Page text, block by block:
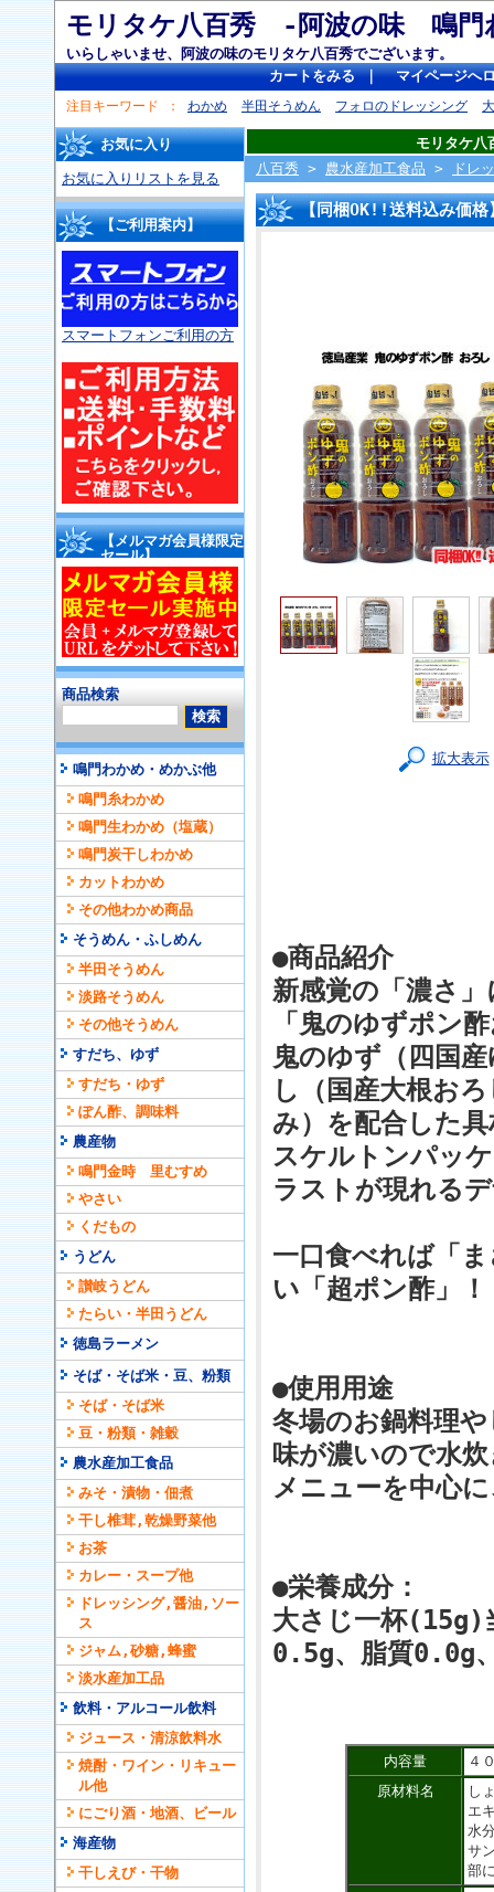
モリタケ八百秀 -阿波の味
いらしゃいませ、阿波の味のモリタケ八百秀でございます。
カートをみる｜ マイページへ
注目キーワード わかめ 半田そうめん フォロのドレッシング
お気に入り
お気に入りリストを見る
【ご利用案内】
スマートフォンご利用の方
【メルマガ会員様限定
セール】
商品検索
鳴門わかめ・めかぶ他
鳴門糸わかめ
鳴門生わかめ（塩蔵）
鳴門炭干しわかめ
カットわかめ
その他わかめ商品
そうめん・ふしめん
半田そうめん
淡路そうめん
その他そうめん
すだち、ゆず
すだち・ゆず
ぽん酢、調味料
農産物
鳴門金時 里むすめ
やさい
くだもの
うどん
讃岐うどん
たらい・半田うどん
徳島ラーメン
そば・そば米・豆、粉類
そば・そば米
豆・粉類・雑穀
農水産加工食品
みそ・漬物・佃煮
干し椎茸,乾燥野菜他
お茶
カレー・スープ他
ドレッシング,醤油,ソー
ス
ジャム,砂糖,蜂蜜
淡水産加工品
飲料・アルコール飲料
ジュース・清涼飲料水
焼酎・ワイン・リキュー
ル他
にごり酒・地酒、ビール
海産物
干しえび・干物
モリタケ八
八百秀 > 農水産加工食品 > ドレ
【同梱OK!!送料込み価
拡大表示
●商品紹介
新感覚の「濃さ
「鬼のゆずポン
鬼のゆず（四国
し（国産大根お
み）を配合した
スケルトンパッ
ラストが現れる
一口食べれば「
い「超ポン酢」！
●使用用途
冬場のお鍋料理
味が濃いので水
メニューを中心
●栄養成分：
大さじ一杯(15g)
0.5g、脂質0.0g
内容量
４
原材料名
し
エ
水
サ
部